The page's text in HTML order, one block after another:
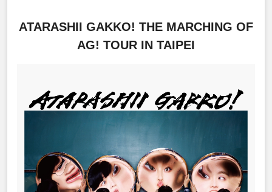
ATARASHII GAKKO! THE MARCHING OF
AG! TOUR IN TAIPEI